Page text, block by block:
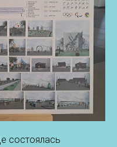
состоялась